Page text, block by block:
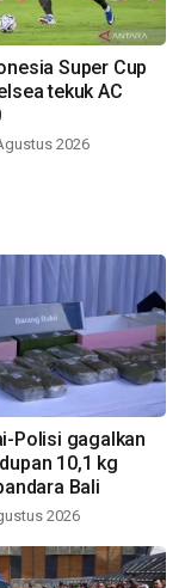
Super Cup
tekuk AC
2026
Polisi gagalkan
10,1 kg
Bali
2026